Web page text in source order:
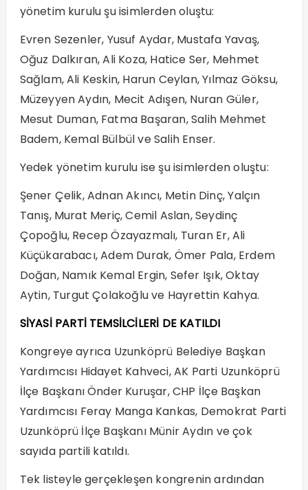
yönetim kurulu şu isimlerden oluştu:
Evren Sezenler, Yusuf Aydar, Mustafa Yavaş,
Oğuz Dalkıran, Ali Koza, Hatice Ser, Mehmet
Sağlam, Ali Keskin, Harun Ceylan, Yılmaz Göksu,
Müzeyyen Aydın, Mecit Adışen, Nuran Güler,
Mesut Duman, Fatma Başaran, Salih Mehmet
Badem, Kemal Bülbül ve Salih Enser.
Yedek yönetim kurulu ise şu isimlerden oluştu:
Şener Çelik, Adnan Akıncı, Metin Dinç, Yalçın
Tanış, Murat Meriç, Cemil Aslan, Seydinç
Çopoğlu, Recep Özayazmalı, Turan Er, Ali
Küçükarabacı, Adem Durak, Ömer Pala, Erdem
Doğan, Namık Kemal Ergin, Sefer Işık, Oktay
Aytin, Turgut Çolakoğlu ve Hayrettin Kahya.
SİYASİ PARTİ TEMSİLCİLERİ DE KATILDI
Kongreye ayrıca Uzunköprü Belediye Başkan
Yardımcısı Hidayet Kahveci, AK Parti Uzunköprü
İlçe Başkanı Önder Kuruşar, CHP İlçe Başkan
Yardımcısı Feray Manga Kankas, Demokrat Parti
Uzunköprü İlçe Başkanı Münir Aydın ve çok
sayıda partili katıldı.
Tek listeyle gerçekleşen kongrenin ardından